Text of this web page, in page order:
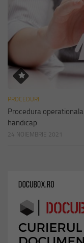
PROCEDURI
Procedura
handicap
24 NOIEMBRIE 2021